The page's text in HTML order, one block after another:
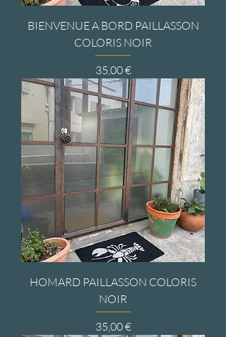
BIENVENUE A BORD PAILLASSON
COLORIS NOIR
Prix
35,00 €
HOMARD PAILLASSON COLORIS
NOIR
Prix
35,00 €